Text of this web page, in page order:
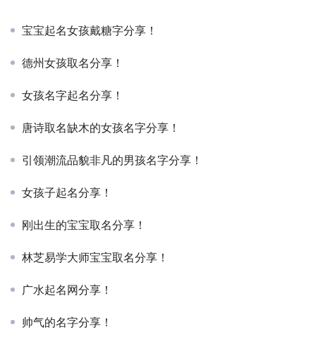
宝宝起名女孩戴糖字分享！
德州女孩取名分享！
女孩名字起名分享！
唐诗取名缺木的女孩名字分享！
引领潮流品貌非凡的男孩名字分享！
女孩子起名分享！
刚出生的宝宝取名分享！
林芝易学大师宝宝取名分享！
广水起名网分享！
帅气的名字分享！